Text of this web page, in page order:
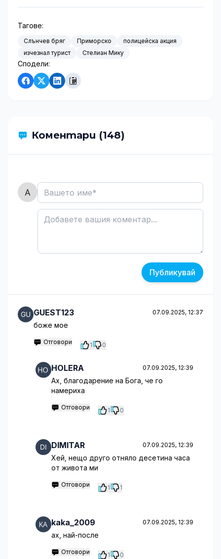
Тагове:
Слънчев бряг Приморско
полицейска акция
изчезнал турист
Стелиан Мику
Сподели:
Коментари (148)
Публикувай
GUEST123 07.09.2025, 12:37
боже мое
Отговори 1 0
HOLERA 07.09.2025, 12:39
Ах, благодарение на Бога, че го
намериха
Отговори 1 0
DIMITAR 07.09.2025, 12:39
Хей, нещо друго отняло десетина часа
от живота ми
Отговори 1 1
kaka_2009 07.09.2025, 12:39
ах, най-после
Отговори 1 0